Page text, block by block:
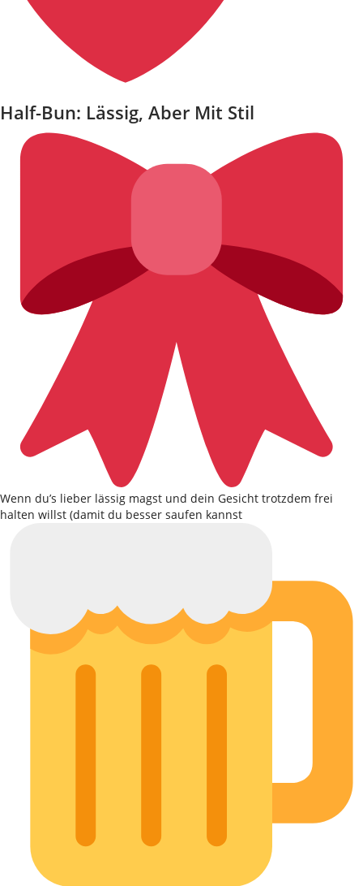
Half-Bun: Lässig, Aber Mit Stil
Wenn du’s lieber lässig magst und dein Gesicht trotzdem frei
halten willst (damit du besser saufen kannst